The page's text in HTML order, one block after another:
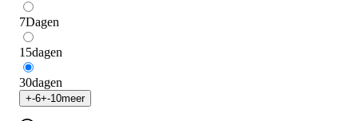
7Dagen
15dagen
30dagen
+-6+-10meer